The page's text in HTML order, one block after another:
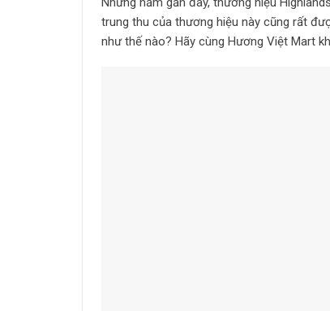
trung thu của thương hiệu này cũng rất
như thế nào? Hãy cùng Hương Việt Mart